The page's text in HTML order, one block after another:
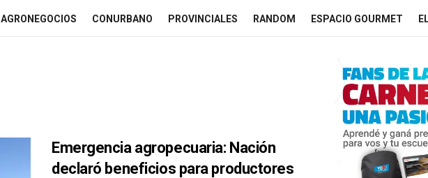
AGRONEGOCIOS CONURBANO PROVINCIALES RANDOM ESPACIO GOURMET
Emergencia agropecuaria: Nación
declaró beneficios para productores